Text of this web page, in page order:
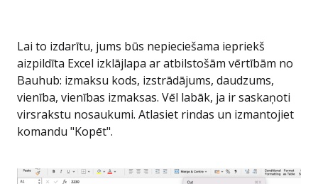
Lai to izdarītu, jums būs nepieciešama iepriekš
aizpildīta Excel izklājlapa ar atbilstošām vērtībām no
Bauhub: izmaksu kods, izstrādājums, daudzums,
vienība, vienības izmaksas. Vēl labāk, ja ir saskaņoti
virsrakstu nosaukumi. Atlasiet rindas un izmantojiet
komandu "Kopēt".